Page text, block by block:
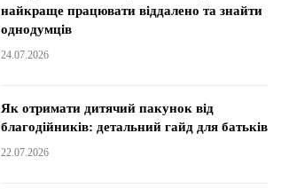
найкраще працювати віддалено та знайти
однодумців
24.07.2026
Як отримати дитячий пакунок від
благодійників: детальний гайд для батьків
22.07.2026